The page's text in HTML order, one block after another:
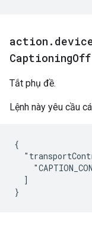
action .
CaptioningOff
Tắt phụ đề.
Lệnh này yêu cầu
{
  ]